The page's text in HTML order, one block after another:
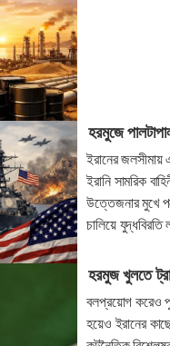
হরমুজে
ইরানের জলসীমায়
ইরানি সামরিক
উত্তেজনার মুখে
চালিয়ে
হরমুজ খুলতে
বলপ্রয়োগ করেও
হয়েও ইরানের